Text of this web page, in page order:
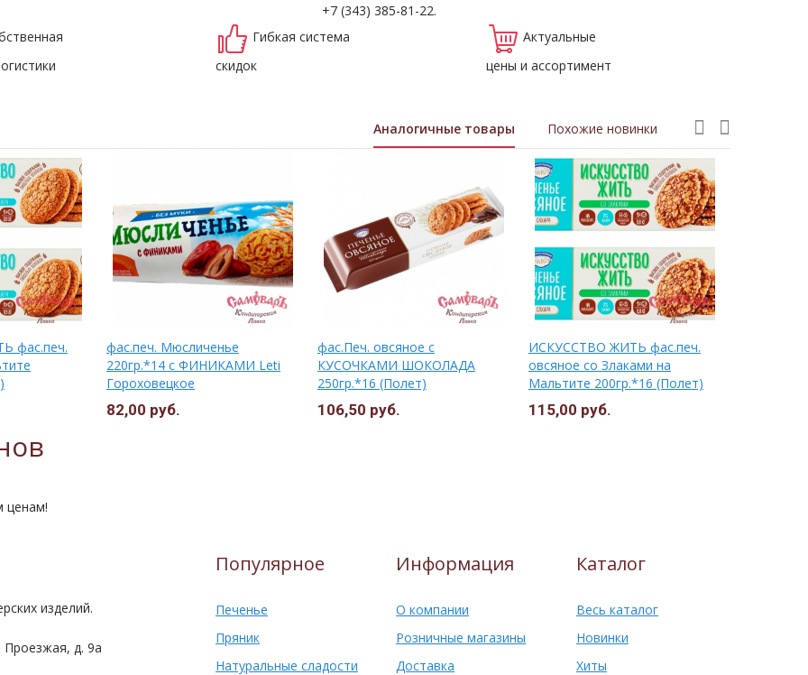
+7 (343) 385-81-22.
Гибкая система
скидок
Актуальные
цены и ассортимент
Аналогичные товары Похожие новинки
фас.печ.
фас.печ. Мюсличенье
220гр.*14 с ФИНИКАМИ Leti
Гороховецкое
82,00 руб.
фас.Печ. овсяное с
КУСОЧКАМИ ШОКОЛАДА
250гр.*16 (Полет)
106,50 руб.
ИСКУССТВО ЖИТЬ фас.печ.
овсяное со Злаками на
Мальтите 200гр.*16 (Полет)
115,00 руб.
ценам!
изделий.
Проезжая, д. 9а
Популярное
Печенье
Пряник
Натуральные сладости
Информация
О компании
Розничные магазины
Доставка
Каталог
Весь каталог
Новинки
Хиты